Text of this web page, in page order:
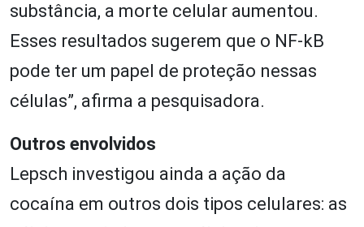
substância, a morte celular aumentou.
Esses resultados sugerem que o NF-kB
pode ter um papel de proteção nessas
células”, afirma a pesquisadora.
Outros envolvidos
Lepsch investigou ainda a ação da
cocaína em outros dois tipos celulares: as